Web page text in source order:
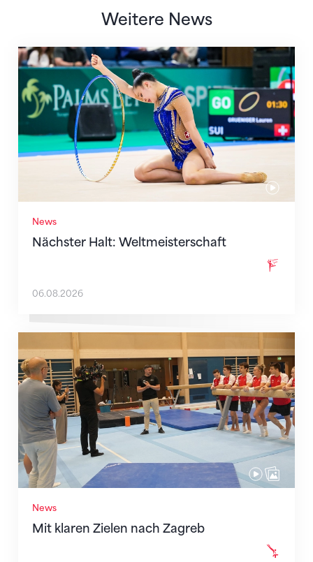
Weitere News
News
Nächster Halt: Weltmeisterschaft
Nächster Halt: Weltmeisterschaft
06.08.2026
News
Mit klaren Zielen nach Zagreb
Mit klaren Zielen nach Zagreb